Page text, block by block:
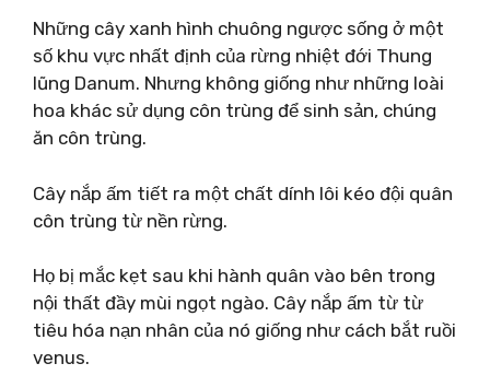
Những cây xanh hình chuông ngược sống ở một
số khu vực nhất định của rừng nhiệt đới Thung
lũng Danum. Nhưng không giống như những loài
hoa khác sử dụng côn trùng để sinh sản, chúng
ăn côn trùng.
Cây nắp ấm tiết ra một chất dính lôi kéo đội quân
côn trùng từ nền rừng.
Họ bị mắc kẹt sau khi hành quân vào bên trong
nội thất đầy mùi ngọt ngào. Cây nắp ấm từ từ
tiêu hóa nạn nhân của nó giống như cách bắt ruồi
venus.